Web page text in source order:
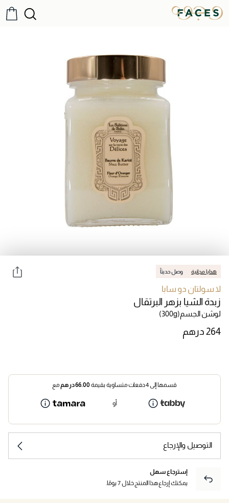
هدايا مجانية وصل حديثاً
لا سولتان دو سابا
زبدة الشيا بزهر البرتقال
لوشن الجسم(300g)
قسمها إلى 4 دفعات متساوية بقيمة 66.00درهممع
أو
التوصيل والإرجاع
إسترجاع سهل
يمكنك إرجاع هذا المنتج خلال 7 يومًا.